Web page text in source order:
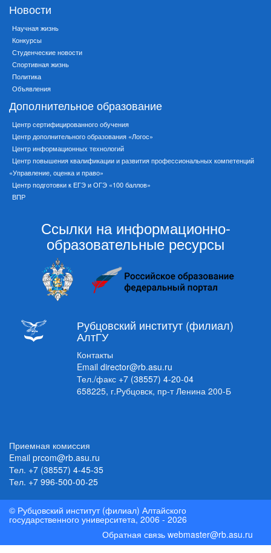
Новости
Научная жизнь
Конкурсы
Студенческие новости
Спортивная жизнь
Политика
Объявления
Дополнительное образование
Центр сертифицированного обучения
Центр дополнительного образования «Логос»
Центр информационных технологий
Центр повышения квалификации и развития профессиональных компетенций
«Управление, оценка и право»
Центр подготовки к ЕГЭ и ОГЭ «100 баллов»
ВПР
Ссылки на информационно-
образовательные ресурсы
Рубцовский институт (филиал)
АлтГУ
Контакты
Email director@rb.asu.ru
Тел./факс +7 (38557) 4-20-04
658225, г.Рубцовск, пр-т Ленина 200-Б
Приемная комиссия
Email prcom@rb.asu.ru
Тел. +7 (38557) 4-45-35
Тел. +7 996-500-00-25
© Рубцовский институт (филиал) Алтайского
государственного университета, 2006 - 2026
Обратная связь webmaster@rb.asu.ru